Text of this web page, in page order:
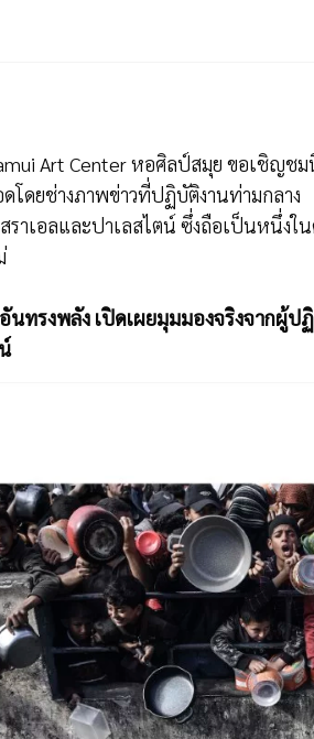
Art Center หอศิลป์สมุย ขอเชิญชม
โดยช่างภาพข่าวที่ปฏิบัติงานท่ามกลาง
สราเอลและปาเลสไตน์ ซึ่งถือเป็นหนึ่ง
นทรงพลัง เปิดเผยมุมมองจริงจากผู้